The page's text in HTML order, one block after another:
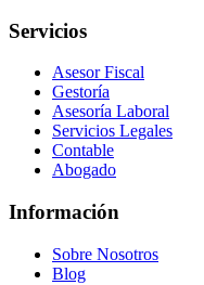
Servicios
Asesor Fiscal
Gestoría
Asesoría Laboral
Servicios Legales
Contable
Abogado
Información
Sobre Nosotros
Blog